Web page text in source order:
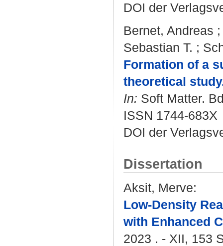
DOI der
Bernet, Andreas ;
Sebastian T. ;
Formation of a
theoretical
In: Soft Matter.
ISSN 1744-683X
DOI der
Dissertation
Aksit, Merve:
Low-Density
with Enhanced
2023 . - XII, 153